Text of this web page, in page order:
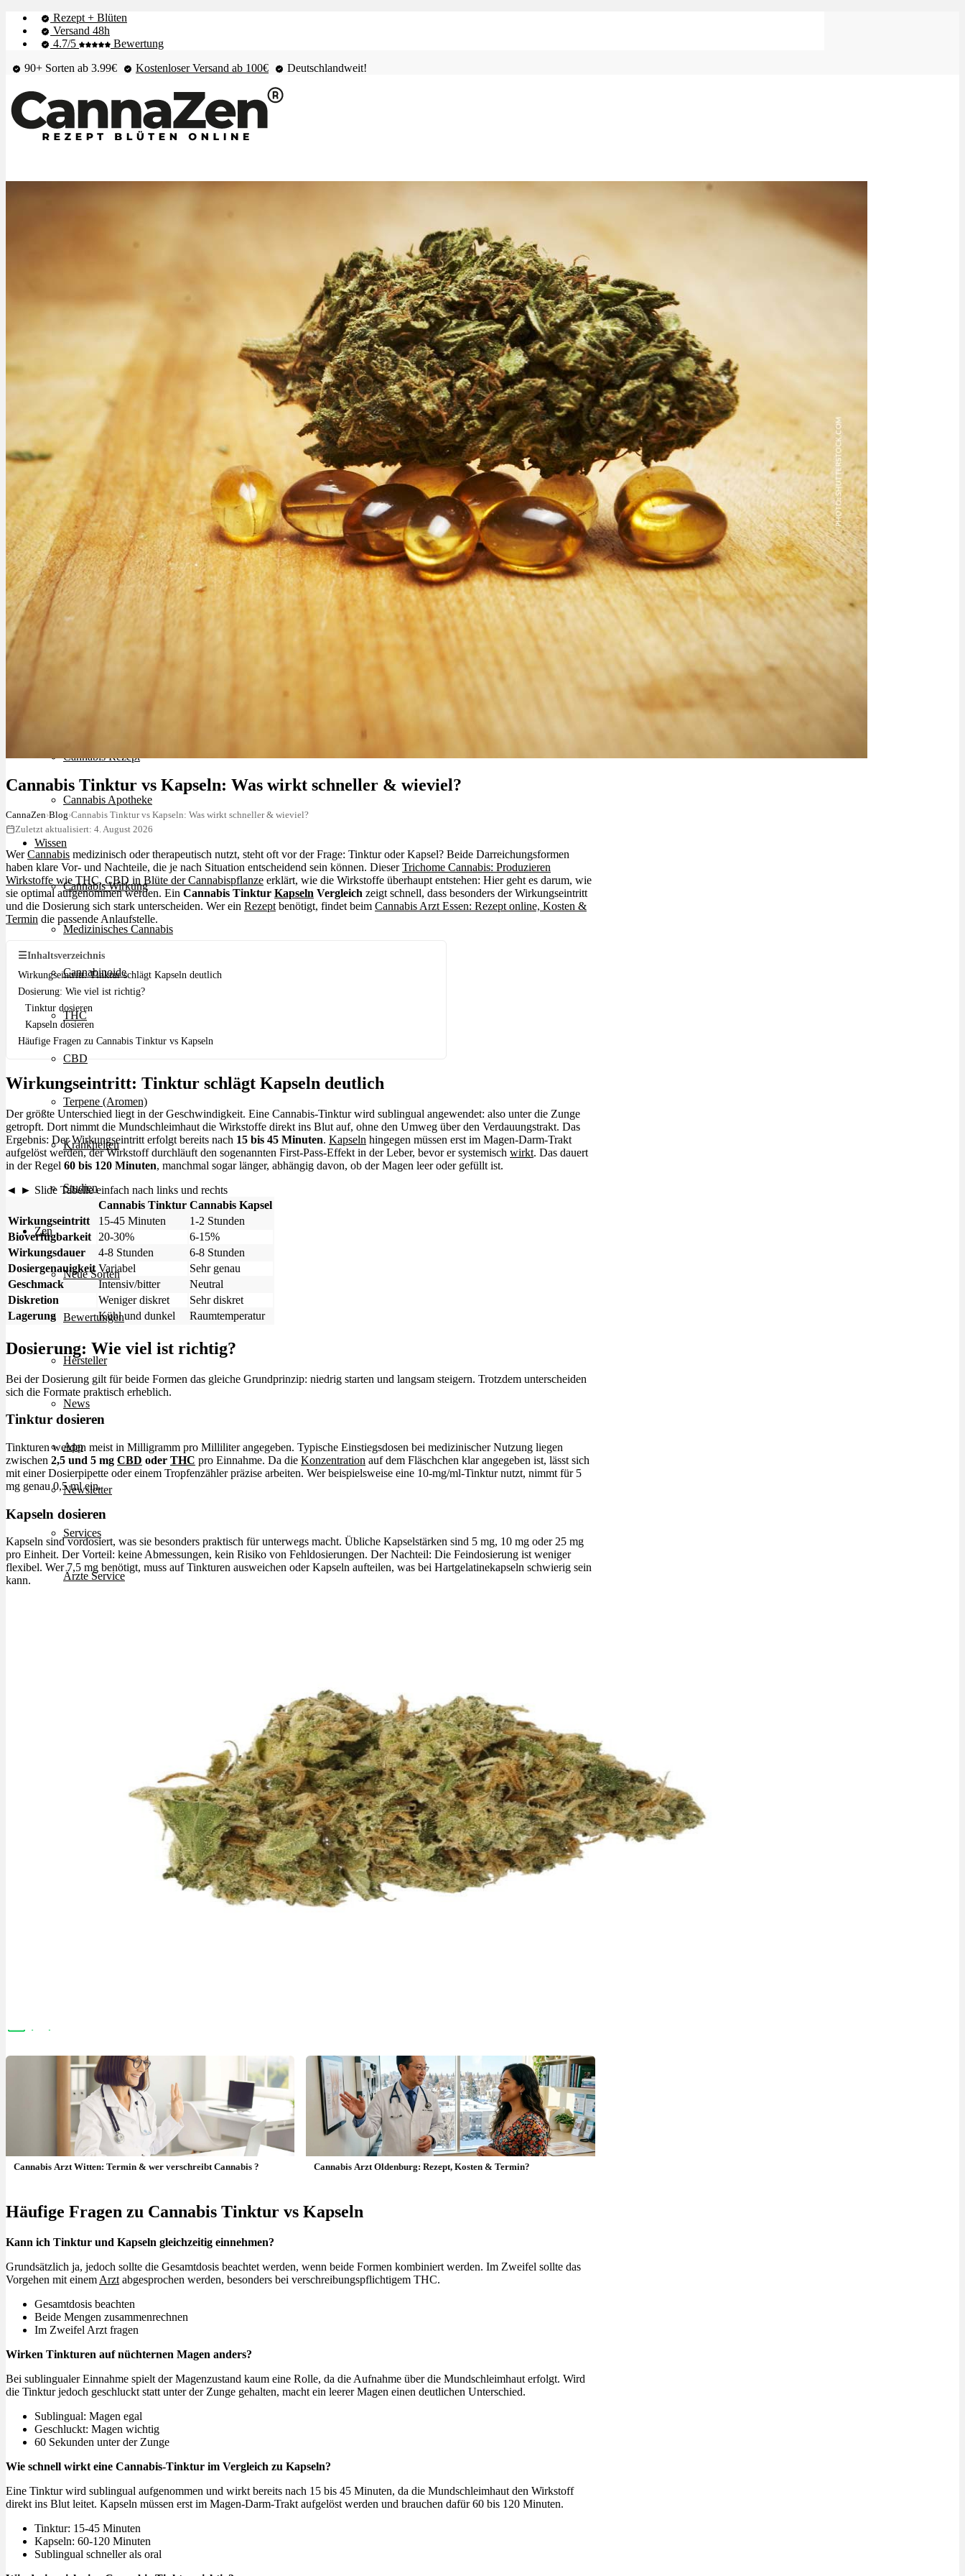
Rezept + Blüten
Versand 48h
4.7/5
Bewertung
90+ Sorten ab 3.99€
Kostenloser Versand ab 100€ Deutschlandweit!
Chronische Schmerzen
ADHS
Angststörungen
Chronische Migräne
Cannabis Rezept
Cannabis Apotheke
Wissen
Cannabis Wirkung
Medizinisches Cannabis
Cannabinoide
THC
CBD
Terpene (Aromen)
Krankheiten
Studien
Zen
Neue Sorten
Bewertungen
Hersteller
News
App
Newsletter
Services
Ärzte Service
Cannabis Tinktur vs Kapseln: Was wirkt schneller & wieviel?
CannaZen›Blog›Cannabis Tinktur vs Kapseln: Was wirkt schneller & wieviel?
Zuletzt aktualisiert: 4. August 2026
WerCannabis medizinisch oder therapeutisch nutzt, steht oft vor der Frage: Tinktur oder Kapsel? Beide Darreichungsformen
haben klare Vor- und Nachteile, die je nach Situation entscheidend sein können. DieserTrichome Cannabis: Produzieren
Wirkstoffe wie THC, CBD in Blüte der Cannabispflanze erklärt, wie die Wirkstoffe überhaupt entstehen: Hier geht es darum, wie
sie optimal aufgenommen werden. Ein Cannabis Tinktur Kapseln Vergleich zeigt schnell, dass besonders der Wirkungseintritt
und die Dosierung sich stark unterscheiden. Wer ein Rezept benötigt, findet beim Cannabis Arzt Essen: Rezept online, Kosten &
Termin die passende Anlaufstelle.
☰Inhaltsverzeichnis
Wirkungseintritt: Tinktur schlägt Kapseln deutlich
Dosierung: Wie viel ist richtig?
Tinktur dosieren
Kapseln dosieren
Häufige Fragen zu Cannabis Tinktur vs Kapseln
Wirkungseintritt: Tinktur schlägt Kapseln deutlich
Der größte Unterschied liegt in der Geschwindigkeit. Eine Cannabis-Tinktur wird sublingual angewendet: also unter die Zunge
getropft. Dort nimmt die Mundschleimhaut die Wirkstoffe direkt ins Blut auf, ohne den Umweg über den Verdauungstrakt. Das
Ergebnis: Der Wirkungseintritt erfolgt bereits nach 15 bis 45 Minuten. Kapseln hingegen müssen erst im Magen-Darm-Trakt
aufgelöst werden, der Wirkstoff durchläuft den sogenannten First-Pass-Effekt in der Leber, bevor er systemisch wirkt. Das dauert
in der Regel 60 bis 120 Minuten, manchmal sogar länger, abhängig davon, ob der Magen leer oder gefüllt ist.
◄ ► Slide Tabelle einfach nach links und rechts
Cannabis Tinktur Cannabis Kapsel
Wirkungseintritt
15-45 Minuten
1-2 Stunden
Bioverfügbarkeit
20-30%
6-15%
Wirkungsdauer
4-8 Stunden
6-8 Stunden
Dosiergenauigkeit Variabel
Sehr genau
Geschmack
Intensiv/bitter
Neutral
Diskretion
Weniger diskret
Sehr diskret
Lagerung
Kühl und dunkel Raumtemperatur
Dosierung: Wie viel ist richtig?
Bei der Dosierung gilt für beide Formen das gleiche Grundprinzip: niedrig starten und langsam steigern. Trotzdem unterscheiden
sich die Formate praktisch erheblich.
Tinktur dosieren
Tinkturen werden meist in Milligramm pro Milliliter angegeben. Typische Einstiegsdosen bei medizinischer Nutzung liegen
zwischen 2,5 und 5 mg CBD oder THC pro Einnahme. Da die Konzentration auf dem Fläschchen klar angegeben ist, lässt sich
mit einer Dosierpipette oder einem Tropfenzähler präzise arbeiten. Wer beispielsweise eine 10-mg/ml-Tinktur nutzt, nimmt für 5
mg genau 0,5 ml ein.
Kapseln dosieren
Kapseln sind vordosiert, was sie besonders praktisch für unterwegs macht. Übliche Kapselstärken sind 5 mg, 10 mg oder 25 mg
pro Einheit. Der Vorteil: keine Abmessungen, kein Risiko von Fehldosierungen. Der Nachteil: Die Feindosierung ist weniger
flexibel. Wer 7,5 mg benötigt, muss auf Tinkturen ausweichen oder Kapseln aufteilen, was bei Hartgelatinekapseln schwierig sein
kann.
Cannabis Arzt Witten: Termin & wer verschreibt Cannabis ? Cannabis Arzt Oldenburg: Rezept, Kosten & Termin?
Häufige Fragen zu Cannabis Tinktur vs Kapseln
Kann ich Tinktur und Kapseln gleichzeitig einnehmen?
Grundsätzlich ja, jedoch sollte die Gesamtdosis beachtet werden, wenn beide Formen kombiniert werden. Im Zweifel sollte das
Vorgehen mit einem Arzt abgesprochen werden, besonders bei verschreibungspflichtigem THC.
Gesamtdosis beachten
Beide Mengen zusammenrechnen
Im Zweifel Arzt fragen
Wirken Tinkturen auf nüchternen Magen anders?
Bei sublingualer Einnahme spielt der Magenzustand kaum eine Rolle, da die Aufnahme über die Mundschleimhaut erfolgt. Wird
die Tinktur jedoch geschluckt statt unter der Zunge gehalten, macht ein leerer Magen einen deutlichen Unterschied.
Sublingual: Magen egal
Geschluckt: Magen wichtig
60 Sekunden unter der Zunge
Wie schnell wirkt eine Cannabis-Tinktur im Vergleich zu Kapseln?
Eine Tinktur wird sublingual aufgenommen und wirkt bereits nach 15 bis 45 Minuten, da die Mundschleimhaut den Wirkstoff
direkt ins Blut leitet. Kapseln müssen erst im Magen-Darm-Trakt aufgelöst werden und brauchen dafür 60 bis 120 Minuten.
Tinktur: 15-45 Minuten
Kapseln: 60-120 Minuten
Sublingual schneller als oral